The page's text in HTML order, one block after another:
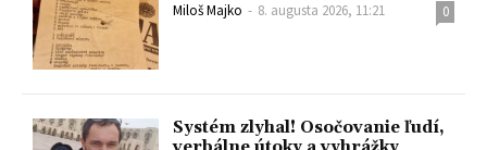
Miloš Majko - 8. augusta 2026, 11:21 0
Systém zlyhal! Osočovanie ľudí,